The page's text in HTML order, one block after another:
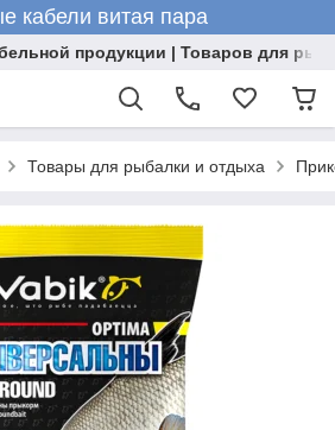
кабели витая пара
продукции | Товаров для
Товары для рыбалки и отдыха